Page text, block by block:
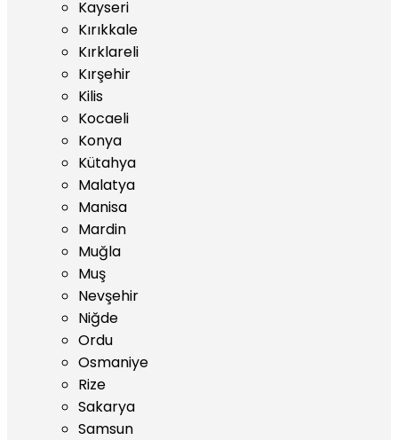
Kayseri
Kırıkkale
Kırklareli
Kırşehir
Kilis
Kocaeli
Konya
Kütahya
Malatya
Manisa
Mardin
Muğla
Muş
Nevşehir
Niğde
Ordu
Osmaniye
Rize
Sakarya
Samsun